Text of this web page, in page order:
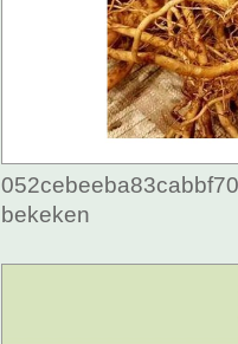
bekeken